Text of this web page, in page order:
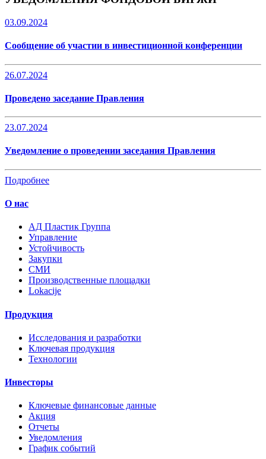
03.09.2024
Сообщение об участии в инвестиционной конференции
26.07.2024
Проведено заседание Правления
23.07.2024
Уведомление о проведении заседания Правления
Подробнее
О нас
AД Пластик Группа
Управление
Устойчивость
Закупки
СМИ
Производственные площадки
Lokacije
Продукция
Исследования и разработки
Ключевая продукция
Технологии
Инвесторы
Ключевые финансовые данные
Акция
Отчеты
Уведомления
График событий